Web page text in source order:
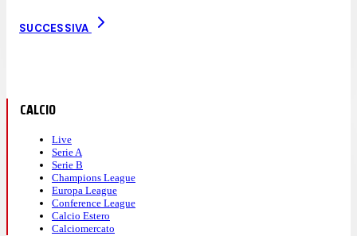
SUCCESSIVA
CALCIO
Live
Serie A
Serie B
Champions League
Europa League
Conference League
Calcio Estero
Calciomercato